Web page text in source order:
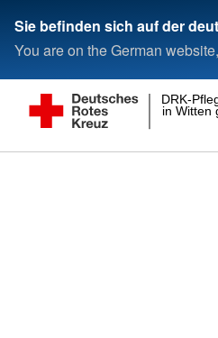
Sie befinden sich auf der
You are on the German
in Witten
DRK-